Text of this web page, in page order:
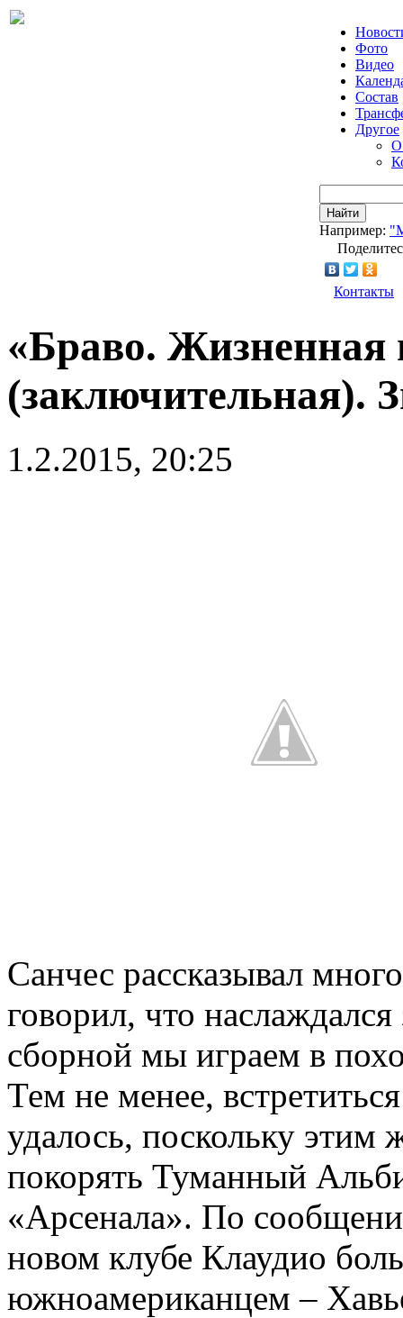
Фото
Видео
Состав
Другое
О
Найти
Например:
Контакты
«Браво. Жизненная
(заключительная).
1.2.2015, 20:25
Санчес рассказывал
говорил, что
сборной мы играем в
Тем не менее,
удалось, поскольку этим
покорять Туманный
«Арсенала». По
новом клубе Клаудио
южноамериканцем –